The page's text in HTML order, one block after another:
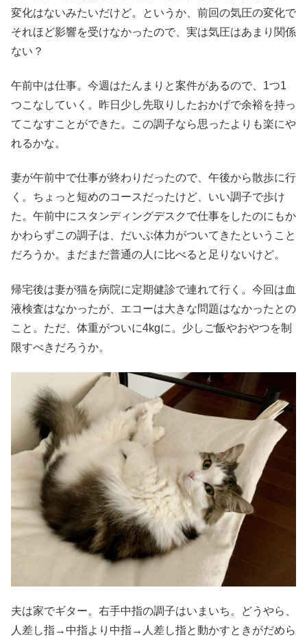
変化はないみたいだけど。というか、前回の気圧の変化で
それほど影響を受けなかったので、実は気圧はあまり関係
ない？
午前中は仕事。今週はたんまりと案件があるので、1つ1
つこなしていく。昨日少し先取りしたおかげで余裕を持っ
てこなすことができた。この調子なら思ったよりも楽にや
れるかな。
妻が午前中で仕事が終わりだったので、午後から散歩に行
く。ちょっと短めのコースだったけど、いい調子で歩け
た。午前中にスタンディングデスクで仕事をしたのにもか
かわらずこの調子は、だいぶ体力がついてきたということ
だろうか。まだまだ普通の人に比べると足りないけど。
帰宅後は妻が猫を病院に定期健診で連れて行く。今回は血
液検査はなかったが、エコーは大きな問題はなかったとの
こと。ただ、体重がついに4kgに。少しご飯やおやつを制
限すべきだろうか。
夫は家でギター。右手中指の調子はいまいち。どうやら、
人差し指→中指より中指→人差し指と動かすときがだめら